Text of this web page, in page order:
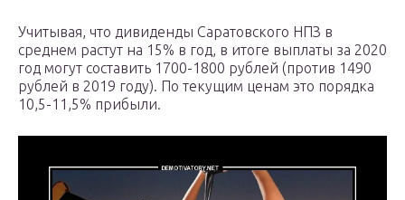
Учитывая, что дивиденды Саратовского НПЗ в
среднем растут на 15% в год, в итоге выплаты за 2020
год могут составить 1700-1800 рублей (против 1490
рублей в 2019 году). По текущим ценам это порядка
10,5-11,5% прибыли.